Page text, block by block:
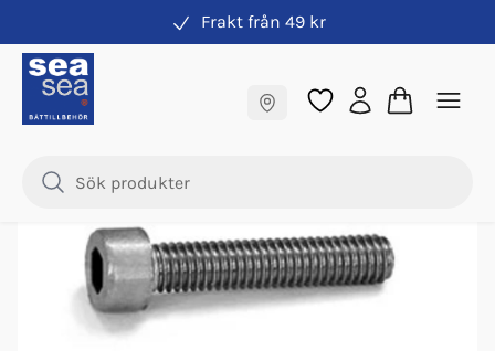
Frakt från 49 kr
Samma pris online & i butik